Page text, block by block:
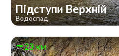
Підступи Верхній
Водоспад
23 км